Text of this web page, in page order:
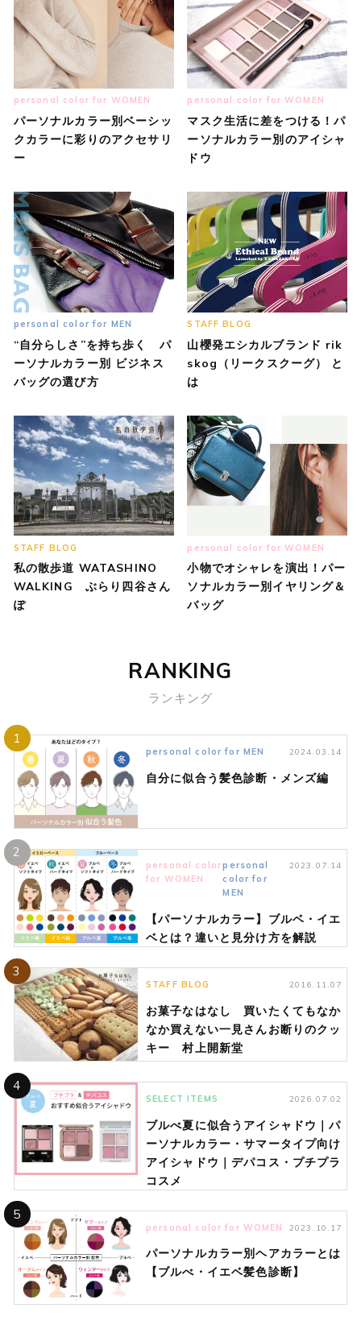
personal color for WOMEN
パーソナルカラー別ベーシッ
クカラーに彩りのアクセサリ
ー
personal color for WOMEN
マスク生活に差をつける！パ
ーソナルカラー別のアイシャ
ドウ
personal color for MEN
“自分らしさ”を持ち歩く パ
ーソナルカラー別 ビジネス
バッグの選び方
STAFF BLOG
山櫻発エシカルブランド rik
skog（リークスクーグ） と
は
STAFF BLOG
私の散歩道 WATASHINO
WALKING ぶらり四谷さん
ぽ
personal color for WOMEN
小物でオシャレを演出！パー
ソナルカラー別イヤリング＆
バッグ
RANKING
ランキング
1
personal color for MEN 2024.03.14
自分に似合う髪色診断・メンズ編
2
personal color
for WOMEN
personal
color for
MEN
2023.07.14
【パーソナルカラー】ブルベ・イエ
ベとは？違いと見分け方を解説
3
STAFF BLOG 2016.11.07
お菓子なはなし 買いたくてもなか
なか買えない一見さんお断りのクッ
キー 村上開新堂
4
SELECT ITEMS 2026.07.02
ブルべ夏に似合うアイシャドウ｜パ
ーソナルカラー・サマータイプ向け
アイシャドウ｜デパコス・プチプラ
コスメ
5
personal color for WOMEN 2023.10.17
パーソナルカラー別ヘアカラーとは
【ブルべ・イエベ髪色診断】